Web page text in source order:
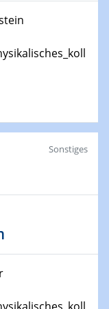
und
for
Sonstiges